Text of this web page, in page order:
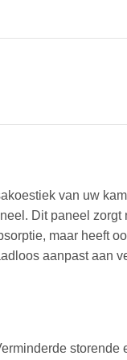
van uw
Dit paneel zorgt
maar heeft
aanpast aan
storende